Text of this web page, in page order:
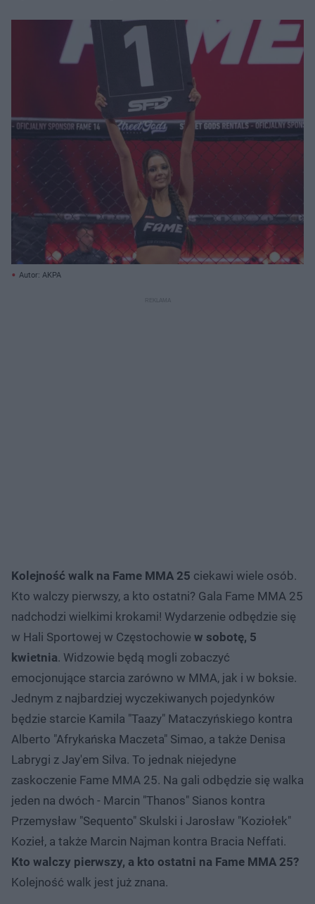
Autor: AKPA
Kolejność walk na Fame MMA 25 ciekawi wiele osób.
Kto walczy pierwszy, a kto ostatni? Gala Fame MMA 25
nadchodzi wielkimi krokami! Wydarzenie odbędzie się
w Hali Sportowej w Częstochowie w sobotę, 5
kwietnia. Widzowie będą mogli zobaczyć
emocjonujące starcia zarówno w MMA, jak i w boksie.
Jednym z najbardziej wyczekiwanych pojedynków
będzie starcie Kamila "Taazy" Mataczyńskiego kontra
Alberto "Afrykańska Maczeta" Simao, a także Denisa
Labrygi z Jay'em Silva. To jednak niejedyne
zaskoczenie Fame MMA 25. Na gali odbędzie się walka
jeden na dwóch - Marcin "Thanos" Sianos kontra
Przemysław "Sequento" Skulski i Jarosław "Koziołek"
Kozieł, a także Marcin Najman kontra Bracia Neffati.
Kto walczy pierwszy, a kto ostatni na Fame MMA 25?
Kolejność walk jest już znana.